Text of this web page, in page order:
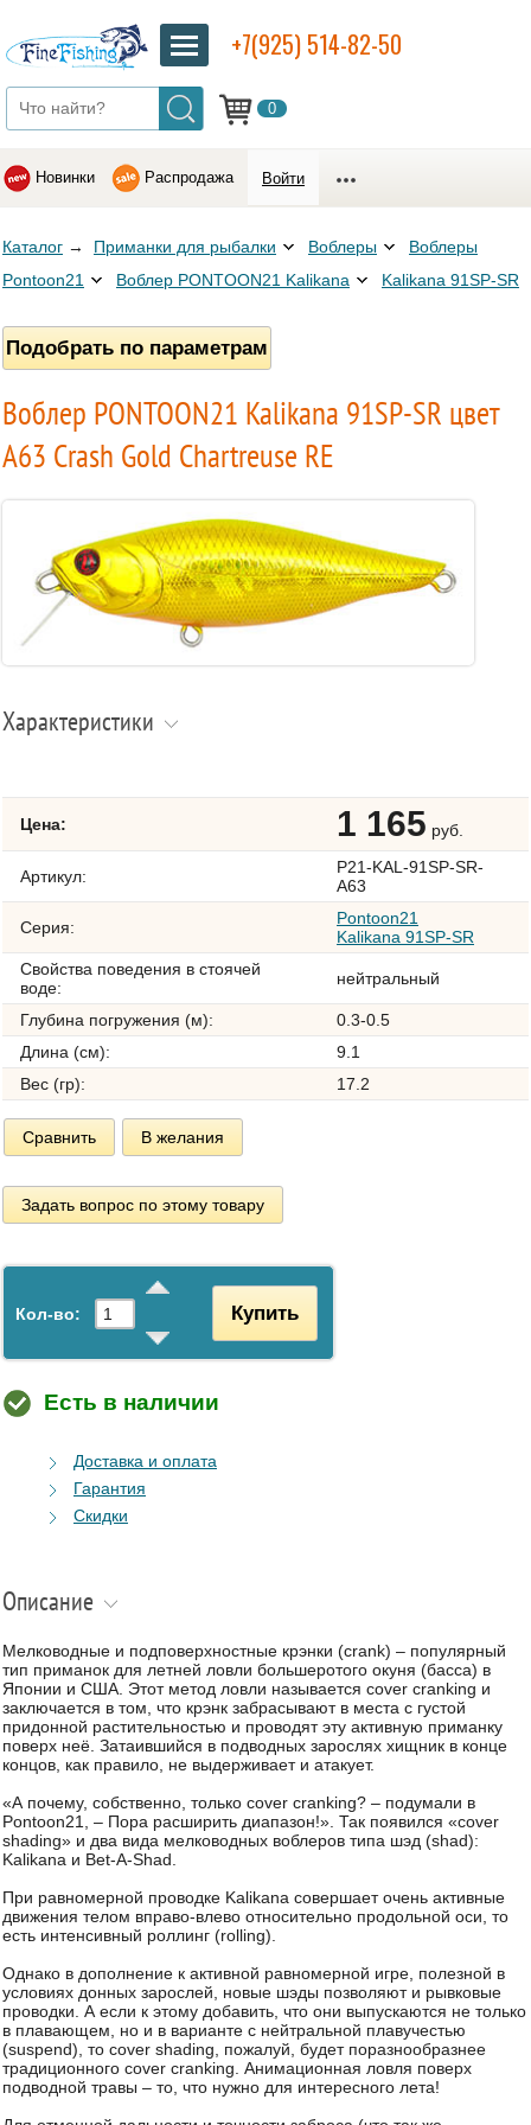
0
+7(925) 514-82-50
Новинки Распродажа Войти
Каталог → Приманки для рыбалки Воблеры
Воблеры
Pontoon21
Воблер PONTOON21 Kalikana Kalikana 91SP-SR
Подобрать по параметрам
Воблер PONTOON21 Kalikana 91SP-SR цвет
A63 Crash Gold Chartreuse RE
Характеристики
Цена: 1 165 руб.
Артикул:
P21-KAL-91SP-SR-
A63
Серия:
Pontoon21
Kalikana 91SP-SR
Свойства поведения в стоячей
воде:
нейтральный
Глубина погружения (м):
0.3-0.5
Длина (см):
9.1
Вес (гр):
17.2
Сравнить В желания
Задать вопрос по этому товару
Кол-во: Купить
Есть в наличии
Доставка и оплата
Гарантия
Скидки
Описание
Мелководные и подповерхностные крэнки (crank) – популярный
тип приманок для летней ловли большеротого окуня (басса) в
Японии и США. Этот метод ловли называется cover cranking и
заключается в том, что крэнк забрасывают в места с густой
придонной растительностью и проводят эту активную приманку
поверх неё. Затаившийся в подводных зарослях хищник в конце
концов, как правило, не выдерживает и атакует.
«А почему, собственно, только cover cranking? – подумали в
Pontoon21, – Пора расширить диапазон!». Так появился «cover
shading» и два вида мелководных воблеров типа шэд (shad):
Kalikana и Bet-A-Shad.
При равномерной проводке Kalikana совершает очень активные
движения телом вправо-влево относительно продольной оси, то
есть интенсивный роллинг (rolling).
Однако в дополнение к активной равномерной игре, полезной в
условиях донных зарослей, новые шэды позволяют и рывковые
проводки. А если к этому добавить, что они выпускаются не только
в плавающем, но и в варианте с нейтральной плавучестью
(suspend), то cover shading, пожалуй, будет поразнообразнее
традиционного cover cranking. Анимационная ловля поверх
подводной травы – то, что нужно для интересного лета!